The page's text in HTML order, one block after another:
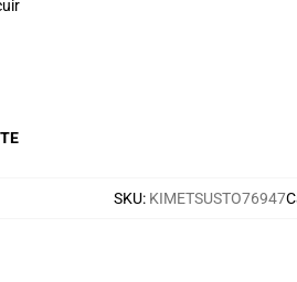
SKU: KIMETSUSTO76947